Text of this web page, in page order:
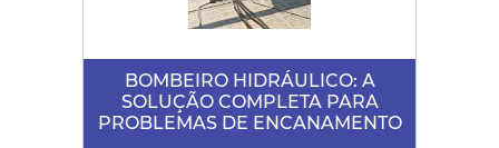
BOMBEIRO HIDRÁULICO: A
SOLUÇÃO COMPLETA PARA
PROBLEMAS DE ENCANAMENTO